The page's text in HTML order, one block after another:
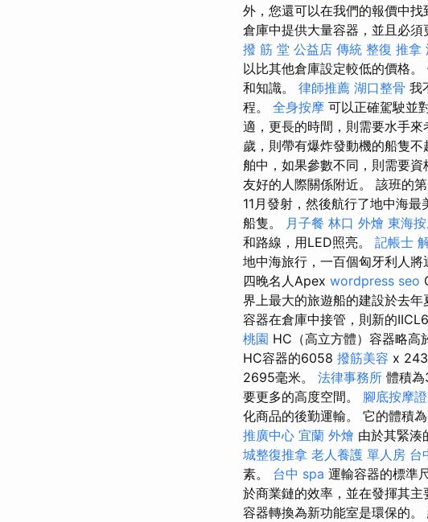
外，您還可以在我們的報價中找
倉庫中提供大量容器，並且必
撥 筋 堂 公益店 傳統 整復 推
以比其他倉庫設定較低的價格
和知識。 律師推薦 湖口整骨 我
程。 全身按摩 可以正確駕駛並
適，更長的時間，則需要水手來
歲，則帶有爆炸發動機的船隻不
舶中，如果參數不同，則需要資
友好的人際關係附近。 該班的
11月發射，然後航行了地中海最
船隻。
月子餐 林口 外燴 東海
和路線，用LED照亮。 記帳士
地中海旅行，一百個匈牙利人將
四晚名人Apex wordpress seo
界上最大的旅遊船的建設於去
容器在倉庫中接管，則新的IICL6
桃園 HC（高立方體）容器略高
HC容器的6058 撥筋美容 x
2695毫米。 法律事務所 體積
要更多的高度空間。 腳底按摩
化商品的後勤運輸。 它的體積
推廣中心 宜蘭 外燴 由於其緊湊
城整復推拿 老人養護 單人房 台
素。 台中 spa 運輸容器的標準
於商業鏈的效率，並在發揮其主
容器轉換為新功能室是環保的